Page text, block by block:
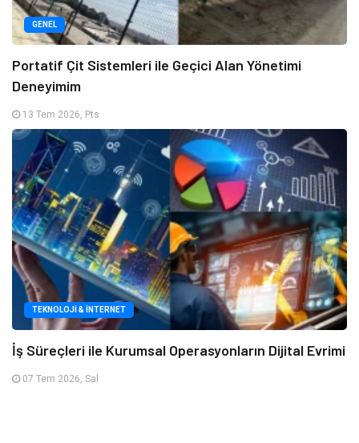
GENEL
Portatif Çit Sistemleri ile Geçici Alan Yönetimi
Deneyimim
13 Tem 2026, Pts
TEKNOLOJI & İNTERNET
İş Süreçleri ile Kurumsal Operasyonların Dijital Evrimi
07 Tem 2026, Sal